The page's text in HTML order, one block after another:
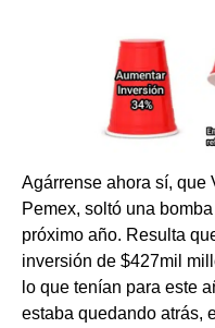
Agárrense ahora sí, que
Pemex, soltó una
próximo año. Resulta
inversión de $427mil
lo que tenían para este
estaba quedando atrás,